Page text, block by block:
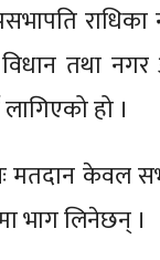
तथा
हो ।
केवल
भाग लिनेछन् ।